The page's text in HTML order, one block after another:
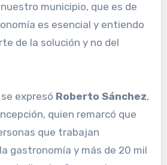
municipio, que es de
es esencial y entiendo
de la solución y no del
expresó Roberto Sánchez,
quien remarcó que
que trabajan
gastronomía y más de 20 mil